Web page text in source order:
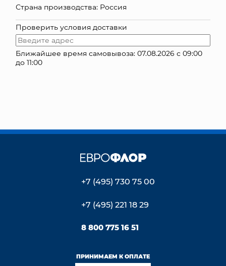
ОПТОВЫМ КЛИЕНТАМ
ДОСТАВКА И ОПЛАТА
КОНТАКТЫ
Страна производства: Россия
Проверить условия доставки
Ближайшее время самовывоза: 07.08.2026 с 09:00
до 11:00
+7 (495) 730 75 00
+7 (495) 221 18 29
8 800 775 16 51
ПРИНИМАЕМ К ОПЛАТЕ